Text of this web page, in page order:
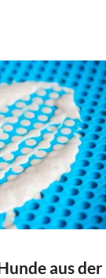
aus der